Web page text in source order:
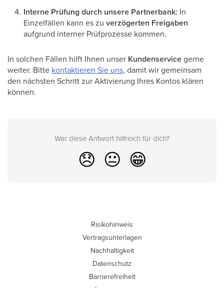
Interne Prüfung durch unsere Partnerbank: In
Einzelfällen kann es zu verzögerten Freigaben
aufgrund interner Prüfprozesse kommen.
In solchen Fällen hilft Ihnen unser Kundenservicegerne
weiter. Bitte kontaktieren Sie uns, damit wir gemeinsam
den nächsten Schritt zur Aktivierung Ihres Kontos klären
können.
War diese Antwort hilfreich für dich?
😞 😐 😁
Risikohinweis
Vertragsunterlagen
Nachhaltigkeit
Datenschutz
Barrierefreiheit